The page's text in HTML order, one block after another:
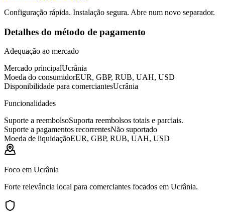
Configuração rápida. Instalação segura. Abre num novo separador.
Detalhes do método de pagamento
Adequação ao mercado
Mercado principalUcrânia
Moeda do consumidorEUR, GBP, RUB, UAH, USD
Disponibilidade para comerciantesUcrânia
Funcionalidades
Suporte a reembolsoSuporta reembolsos totais e parciais.
Suporte a pagamentos recorrentesNão suportado
Moeda de liquidaçãoEUR, GBP, RUB, UAH, USD
Foco em Ucrânia
Forte relevância local para comerciantes focados em Ucrânia.